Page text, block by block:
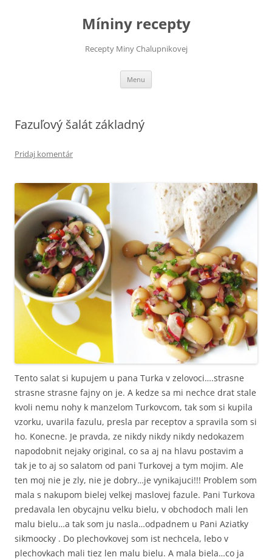
Míniny recepty
Recepty Miny Chalupnikovej
Menu
Fazuľový šalát základný
Pridaj komentár
Tento salat si kupujem u pana Turka v zelovoci….strasne
strasne strasne fajny on je. A kedze sa mi nechce drat stale
kvoli nemu nohy k manzelom Turkovcom, tak som si kupila
vzorku, uvarila fazulu, presla par receptov a spravila som si
ho. Konecne. Je pravda, ze nikdy nikdy nikdy nedokazem
napodobnit nejaky original, co sa aj na hlavu postavim a
tak je to aj so salatom od pani Turkovej a tym mojim. Ale
ten moj nie je zly, nie je dobry…je vynikajuci!!! Problem som
mala s nakupom bielej velkej maslovej fazule. Pani Turkova
predavala len obycajnu velku bielu, v obchodoch mali len
malu bielu…a tak som ju nasla…odpadnem u Pani Aziatky
sikmoocky . Do plechovkovej som ist nechcela, lebo v
plechovkach mali tiez len malu bielu. A mala biela…co ja